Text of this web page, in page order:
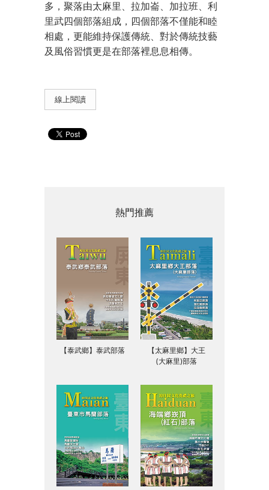
多，聚落由太麻里、拉加崙、加拉班、利
里武四個部落組成，四個部落不僅能和睦
相處，更能維持保護傳統、對於傳統技藝
及風俗習慣更是在部落裡息息相傳。
線上閱讀
熱門推薦
【泰武鄉】泰武部落
【太麻里鄉】大王
(大麻里)部落